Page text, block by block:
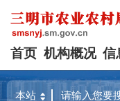
首页 机构概况 信